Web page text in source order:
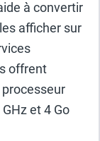
à convertir
afficher sur
offrent
et 4 Go